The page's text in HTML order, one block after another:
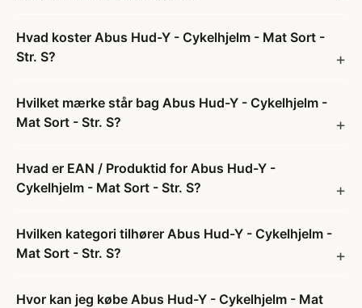
Hvad koster Abus Hud-Y - Cykelhjelm - Mat Sort -
Str. S?
Hvilket mærke står bag Abus Hud-Y - Cykelhjelm -
Mat Sort - Str. S?
Hvad er EAN / Produktid for Abus Hud-Y -
Cykelhjelm - Mat Sort - Str. S?
Hvilken kategori tilhører Abus Hud-Y - Cykelhjelm -
Mat Sort - Str. S?
Hvor kan jeg købe Abus Hud-Y - Cykelhjelm - Mat